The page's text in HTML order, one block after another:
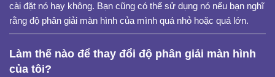
cài đặt nó hay không. Bạn cũng có thể sử dụng nó nếu bạn nghĩ
rằng độ phân giải màn hình của mình quá nhỏ hoặc quá lớn.
Làm thế nào để thay đổi độ phân giải màn hình
của tôi?